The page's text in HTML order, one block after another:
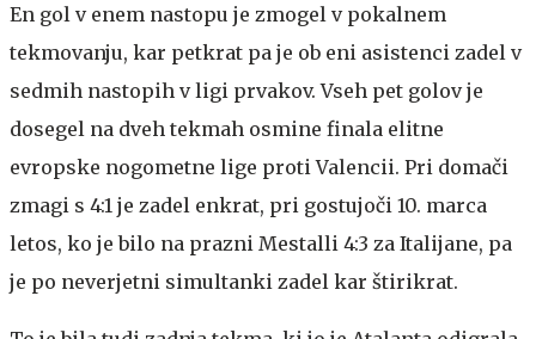
En gol v enem nastopu je zmogel v pokalnem
tekmovanju, kar petkrat pa je ob eni asistenci zadel v
sedmih nastopih v ligi prvakov. Vseh pet golov je
dosegel na dveh tekmah osmine finala elitne
evropske nogometne lige proti Valencii. Pri domači
zmagi s 4:1 je zadel enkrat, pri gostujoči 10. marca
letos, ko je bilo na prazni Mestalli 4:3 za Italijane, pa
je po neverjetni simultanki zadel kar štirikrat.